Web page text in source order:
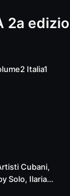
2a
53:38
Italia1
Live
Cubani,
Solo, Ilaria